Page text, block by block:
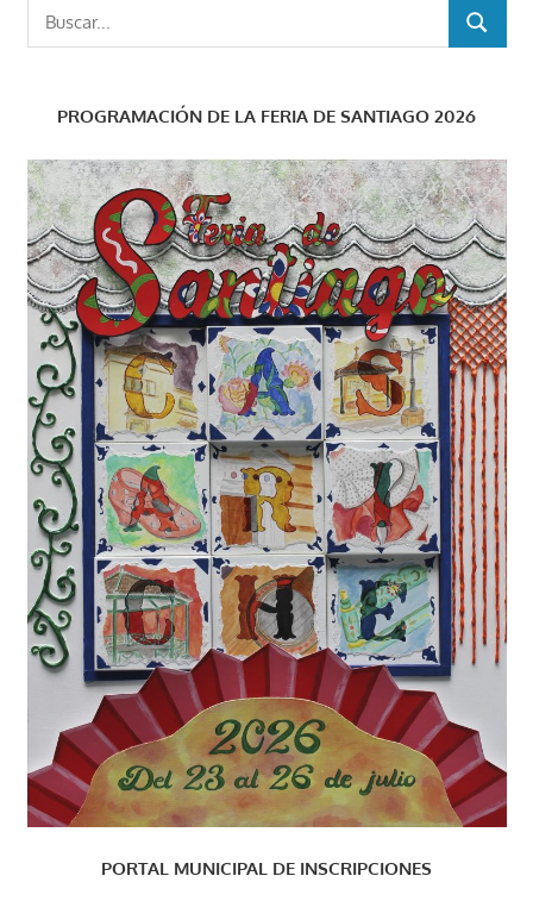
Buscar:
BUSCAR
PROGRAMACIÓN DE LA FERIA DE SANTIAGO 2026
PORTAL MUNICIPAL DE INSCRIPCIONES